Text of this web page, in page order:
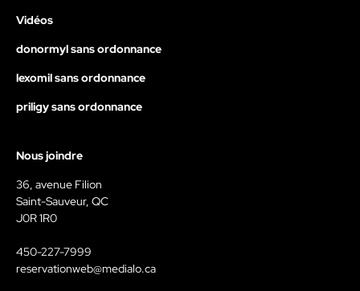
Vidéos
donormyl sans ordonnance
lexomil sans ordonnance
priligy sans ordonnance
Nous joindre
36, avenue Filion
Saint-Sauveur, QC
J0R 1R0
450-227-7999
reservationweb@medialo.ca